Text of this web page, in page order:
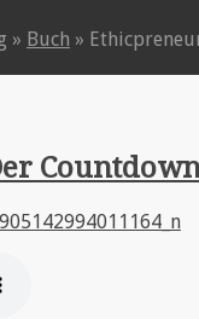
» Buch »